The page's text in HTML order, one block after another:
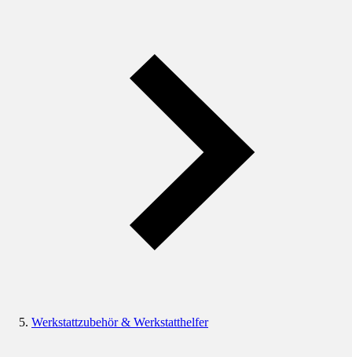
Werkstattzubehör & Werkstatthelfer